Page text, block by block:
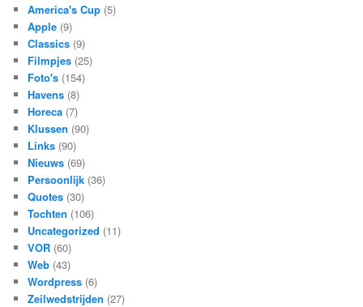
America's Cup (5)
Apple (9)
Classics (9)
Filmpjes (25)
Foto's (154)
Havens (8)
Horeca (7)
Klussen (90)
Links (90)
Nieuws (69)
Persoonlijk (36)
Quotes (30)
Tochten (106)
Uncategorized (11)
VOR (60)
Web (43)
Wordpress (6)
Zeilwedstrijden (27)